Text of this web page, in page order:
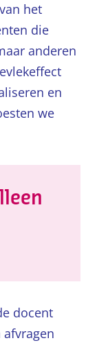
het
die
anderen
en
we
docent